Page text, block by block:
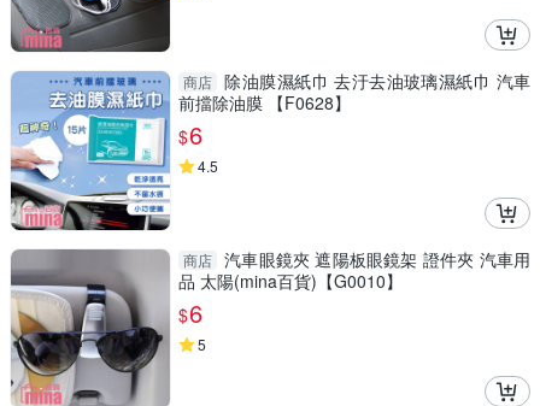
商店 除油膜濕紙巾 去汙去油玻璃濕紙巾 汽車
前擋除油膜 【F0628】
$6
4.5
商店 汽車眼鏡夾 遮陽板眼鏡架 證件夾 汽車用
品 太陽(mina百貨)【G0010】
$6
5